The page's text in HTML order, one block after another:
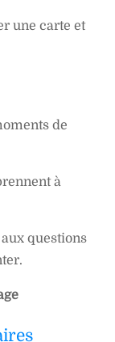
une carte et
de
à
questions